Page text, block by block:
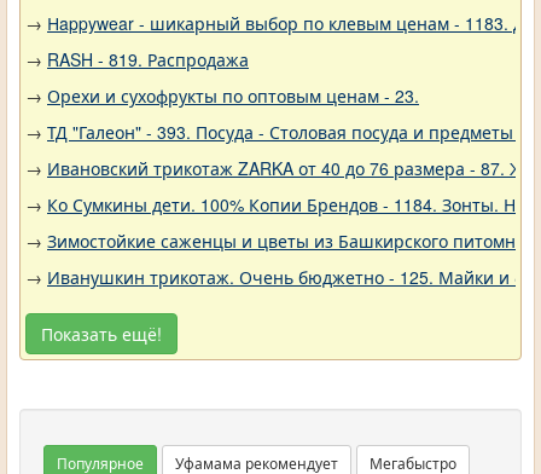
→ Нappywear - шикарный выбор по клевым ценам - 1183.
→ RASH - 819. Распродажа
→ Орехи и сухофрукты по оптовым ценам - 23.
→ ТД "Галеон" - 393. Посуда - Столовая посуда и предметы
→ Ивановский трикотаж ZARKA от 40 до 76 размера - 87.
→ Ко Сумкины дети. 100% Копии Брендов - 1184. Зонты.
→ Зимостойкие саженцы и цветы из Башкирского
→ Иванушкин трикотаж. Очень бюджетно - 125. Майки и
Показать ещё!
Популярное Уфамама рекомендует Мегабыстро